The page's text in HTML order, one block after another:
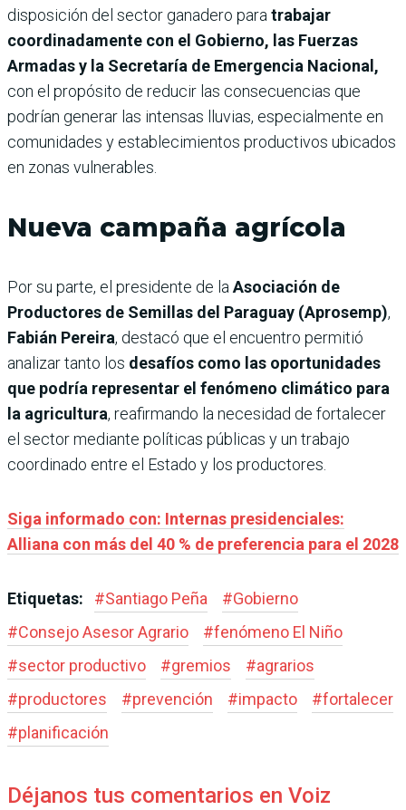
disposición del sector ganadero para trabajar
coordinadamente con el Gobierno, las Fuerzas
Armadas y la Secretaría de Emergencia Nacional,
con el propósito de reducir las consecuencias que
podrían generar las intensas lluvias, especialmente en
comunidades y establecimientos productivos ubicados
en zonas vulnerables.
Nueva campaña agrícola
Por su parte, el presidente de la Asociación de
Productores de Semillas del Paraguay (Aprosemp),
Fabián Pereira, destacó que el encuentro permitió
analizar tanto los desafíos como las oportunidades
que podría representar el fenómeno climático para
la agricultura, reafirmando la necesidad de fortalecer
el sector mediante políticas públicas y un trabajo
coordinado entre el Estado y los productores.
Siga informado con: Internas presidenciales:
Alliana con más del 40 % de preferencia para el 2028
Etiquetas: #Santiago Peña #Gobierno
#Consejo Asesor Agrario #fenómeno El Niño
#sector productivo #gremios #agrarios
#productores #prevención #impacto #fortalecer
#planificación
Déjanos tus comentarios en Voiz